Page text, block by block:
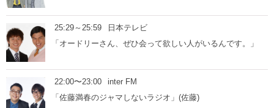
25:29～25:59
日本テレビ
「オードリーさん、ぜひ会って欲しい人がいるんです。」
22:00〜23:00
inter FM
「佐藤満春のジャマしないラジオ」(佐藤)